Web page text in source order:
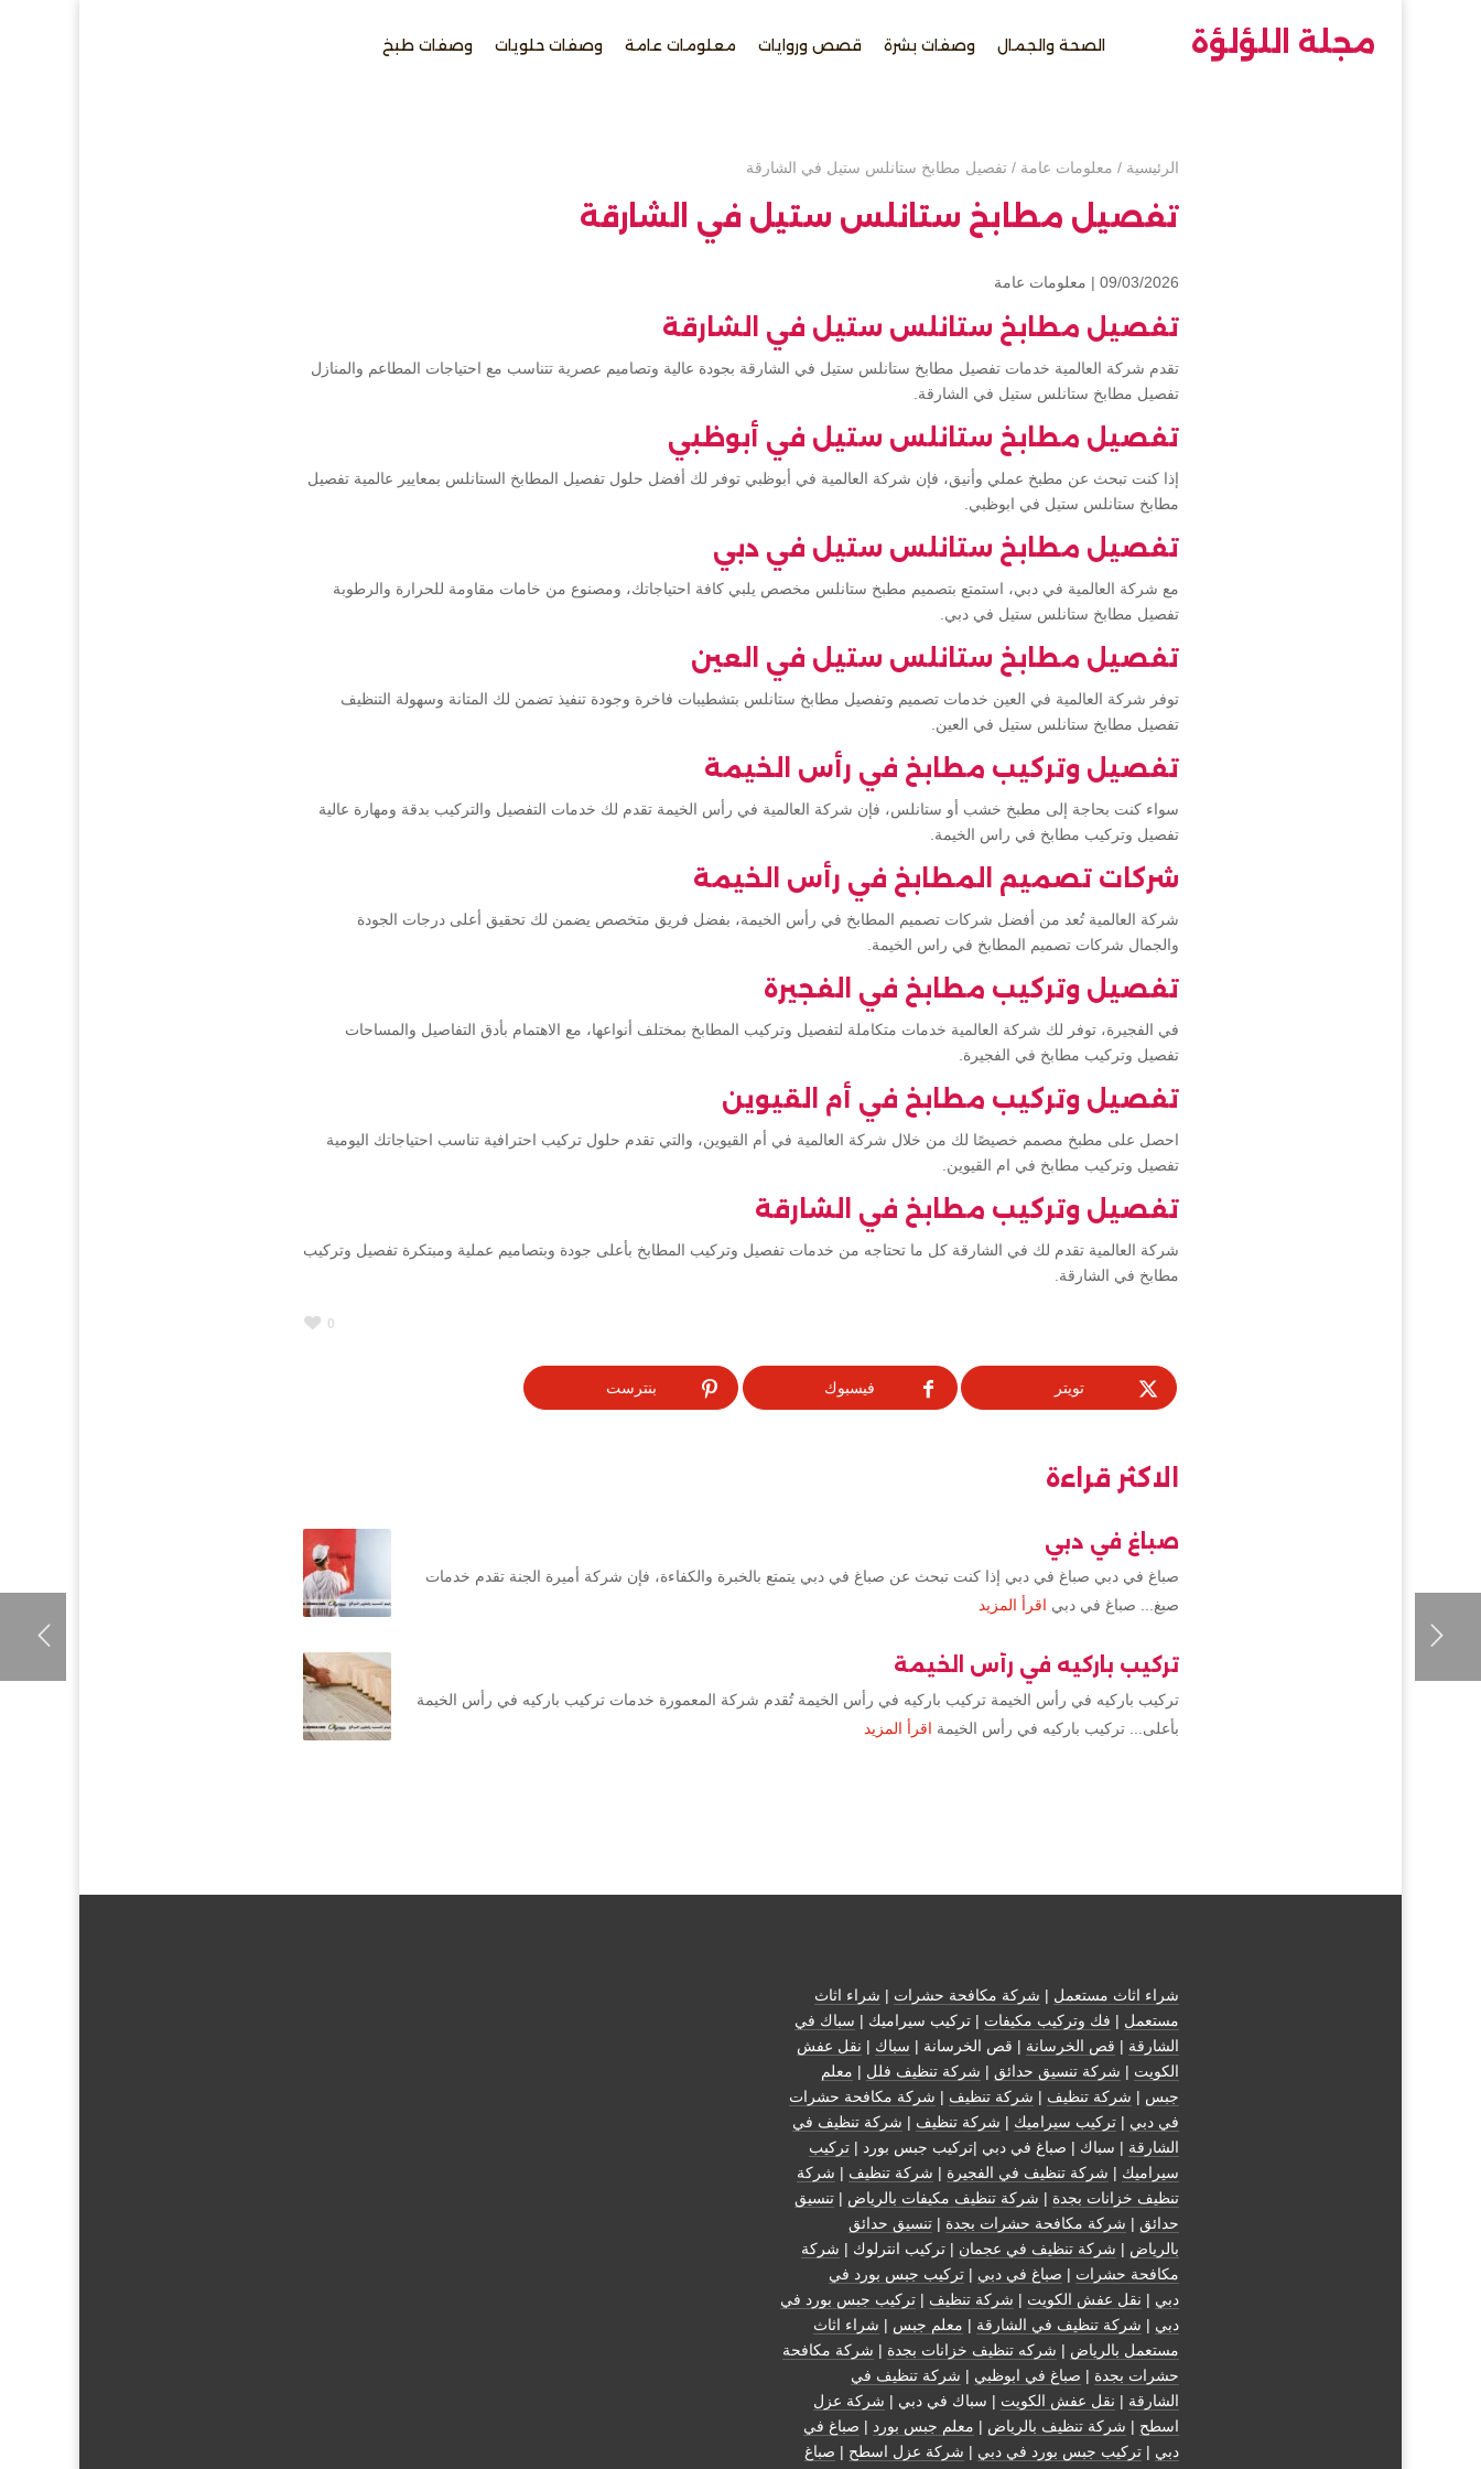
مجلة اللؤلؤة الصحة والجمال وصفات بشرة قصص وروايات معلومات عامة وصفات حلويات وصفات طبخ
الرئيسية / معلومات عامة /تفصيل مطابخ ستانلس ستيل في الشارقة
تفصيل مطابخ ستانلس ستيل في الشارقة
09/03/2026 | معلومات عامة
تفصيل مطابخ ستانلس ستيل في الشارقة
تقدم شركة العالمية خدمات تفصيل مطابخ ستانلس ستيل في الشارقة بجودة عالية وتصاميم عصرية تتناسب مع احتياجات المطاعم والمنازل
تفصيل مطابخ ستانلس ستيل في الشارقة.
تفصيل مطابخ ستانلس ستيل في أبوظبي
إذا كنت تبحث عن مطبخ عملي وأنيق، فإن شركة العالمية في أبوظبي توفر لك أفضل حلول تفصيل المطابخ الستانلس بمعايير عالمية تفصيل
مطابخ ستانلس ستيل في ابوظبي.
تفصيل مطابخ ستانلس ستيل في دبي
مع شركة العالمية في دبي، استمتع بتصميم مطبخ ستانلس مخصص يلبي كافة احتياجاتك، ومصنوع من خامات مقاومة للحرارة والرطوبة
تفصيل مطابخ ستانلس ستيل في دبي.
تفصيل مطابخ ستانلس ستيل في العين
توفر شركة العالمية في العين خدمات تصميم وتفصيل مطابخ ستانلس بتشطيبات فاخرة وجودة تنفيذ تضمن لك المتانة وسهولة التنظيف
تفصيل مطابخ ستانلس ستيل في العين.
تفصيل وتركيب مطابخ في رأس الخيمة
سواء كنت بحاجة إلى مطبخ خشب أو ستانلس، فإن شركة العالمية في رأس الخيمة تقدم لك خدمات التفصيل والتركيب بدقة ومهارة عالية
تفصيل وتركيب مطابخ في راس الخيمة.
شركات تصميم المطابخ في رأس الخيمة
شركة العالمية تُعد من أفضل شركات تصميم المطابخ في رأس الخيمة، بفضل فريق متخصص يضمن لك تحقيق أعلى درجات الجودة
والجمال شركات تصميم المطابخ في راس الخيمة.
تفصيل وتركيب مطابخ في الفجيرة
في الفجيرة، توفر لك شركة العالمية خدمات متكاملة لتفصيل وتركيب المطابخ بمختلف أنواعها، مع الاهتمام بأدق التفاصيل والمساحات
تفصيل وتركيب مطابخ في الفجيرة.
تفصيل وتركيب مطابخ في أم القيوين
احصل على مطبخ مصمم خصيصًا لك من خلال شركة العالمية في أم القيوين، والتي تقدم حلول تركيب احترافية تناسب احتياجاتك اليومية
تفصيل وتركيب مطابخ في ام القيوين.
تفصيل وتركيب مطابخ في الشارقة
شركة العالمية تقدم لك في الشارقة كل ما تحتاجه من خدمات تفصيل وتركيب المطابخ بأعلى جودة وبتصاميم عملية ومبتكرة تفصيل وتركيب
مطابخ في الشارقة.
0
تويتر فيسبوك بنترست
الاكثر قراءة
صباغ في دبي
صباغ في دبي صباغ في دبي إذا كنت تبحث عن صباغ في دبي يتمتع بالخبرة والكفاءة، فإن شركة أميرة الجنة تقدم خدمات
صبغ... صباغ في دبي اقرأ المزيد
تركيب باركيه في رأس الخيمة
تركيب باركيه في رأس الخيمة تركيب باركيه في رأس الخيمة تُقدم شركة المعمورة خدمات تركيب باركيه في رأس الخيمة
بأعلى... تركيب باركيه في رأس الخيمة اقرأ المزيد
شراء اثاث مستعمل | شركة مكافحة حشرات | شراء اثاث
مستعمل | فك وتركيب مكيفات | تركيب سيراميك | سباك في
الشارقة | قص الخرسانة | قص الخرسانة | سباك | نقل عفش
الكويت | شركة تنسيق حدائق | شركة تنظيف فلل | معلم
جبس | شركة تنظيف | شركة تنظيف | شركة مكافحة حشرات
في دبي |تركيب سيراميك | شركة تنظيف | شركة تنظيف في
الشارقة | سباك | صباغ في دبي |تركيب جبس بورد |تركيب
سيراميك | شركة تنظيف في الفجيرة | شركة تنظيف | شركة
تنظيف خزانات بجدة | شركة تنظيف مكيفات بالرياض |تنسيق
حدائق | شركة مكافحة حشرات بجدة |تنسيق حدائق
بالرياض | شركة تنظيف في عجمان | تركيب انترلوك | شركة
مكافحة حشرات | صباغ في دبي |تركيب جبس بورد في
دبي | نقل عفش الكويت | شركة تنظيف |تركيب جبس بورد في
دبي | شركة تنظيف في الشارقة | معلم جبس | شراء اثاث
مستعمل بالرياض | شركه تنظيف خزانات بجدة | شركة مكافحة
حشرات بجدة | صباغ في ابوظبي | شركة تنظيف في
الشارقة | نقل عفش الكويت | سباك في دبي | شركة عزل
اسطح | شركة تنظيف بالرياض | معلم جبس بورد | صباغ في
دبي |تركيب جبس بورد في دبي | شركة عزل اسطح | صباغ